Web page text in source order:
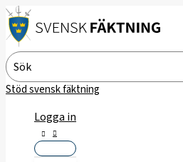
Hoppa
till
innehåll
Search
for:
Stöd svensk fäktning
Logga in